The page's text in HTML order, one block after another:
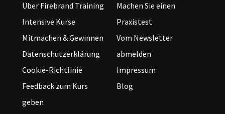
Über Firebrand Training
Intensive Kurse
Mitmachen & Gewinnen
Datenschutzerklärung
Cookie-Richtlinie
Feedback zum Kurs
geben
Machen Sie einen
Praxistest
Vom Newsletter
abmelden
Impressum
Blog